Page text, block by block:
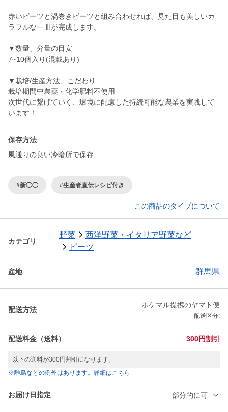
赤いビーツと渦巻きビーツと組み合わせれば、見た目も美しいカ
ラフルな一皿が完成します。
▼数量、分量の目安
7~10個入り(混載あり)
▼栽培/生産方法、こだわり
栽培期間中農薬・化学肥料不使用
次世代に繋げていく、環境に配慮した持続可能な農業を実践して
保存方法
風通りの良い冷暗所で保存
#新◯◯ #生産者直伝レシピ付き
この商品のタイプについて
カテゴリ
野菜
西洋野菜・イタリア野菜など
ビーツ
産地 群馬県
配送方法
ポケマル提携のヤマト便
配送区分:
配送料金（送料） 300円割引
以下の送料が300円割引になります。
※離島などの例外はあります。詳細はこちら
お届け日指定 部分的に可